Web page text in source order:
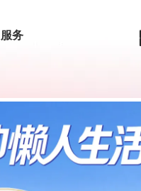
服务